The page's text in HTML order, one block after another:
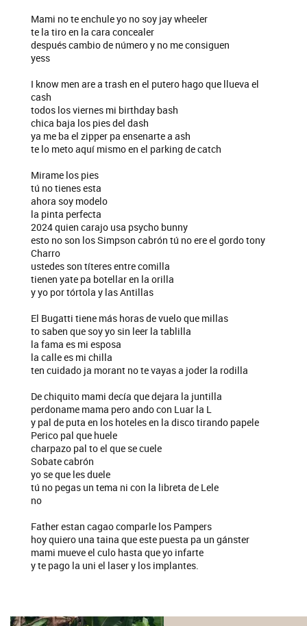
Mami no te enchule yo no soy jay wheeler
te la tiro en la cara concealer
después cambio de número y no me consiguen
yess
I know men are a trash en el putero hago que llueva el
cash
todos los viernes mi birthday bash
chica baja los pies del dash
ya me ba el zipper pa ensenarte a ash
te lo meto aquí mismo en el parking de catch
Mirame los pies
tú no tienes esta
ahora soy modelo
la pinta perfecta
2024 quien carajo usa psycho bunny
esto no son los Simpson cabrón tú no ere el gordo tony
Charro
ustedes son títeres entre comilla
tienen yate pa botellar en la orilla
y yo por tórtola y las Antillas
El Bugatti tiene más horas de vuelo que millas
to saben que soy yo sin leer la tablilla
la fama es mi esposa
la calle es mi chilla
ten cuidado ja morant no te vayas a joder la rodilla
De chiquito mami decía que dejara la juntilla
perdoname mama pero ando con Luar la L
y pal de puta en los hoteles en la disco tirando papele
Perico pal que huele
charpazo pal to el que se cuele
Sobate cabrón
yo se que les duele
tú no pegas un tema ni con la libreta de Lele
no
Father estan cagao comparle los Pampers
hoy quiero una taina que este puesta pa un gánster
mami mueve el culo hasta que yo infarte
y te pago la uni el laser y los implantes.